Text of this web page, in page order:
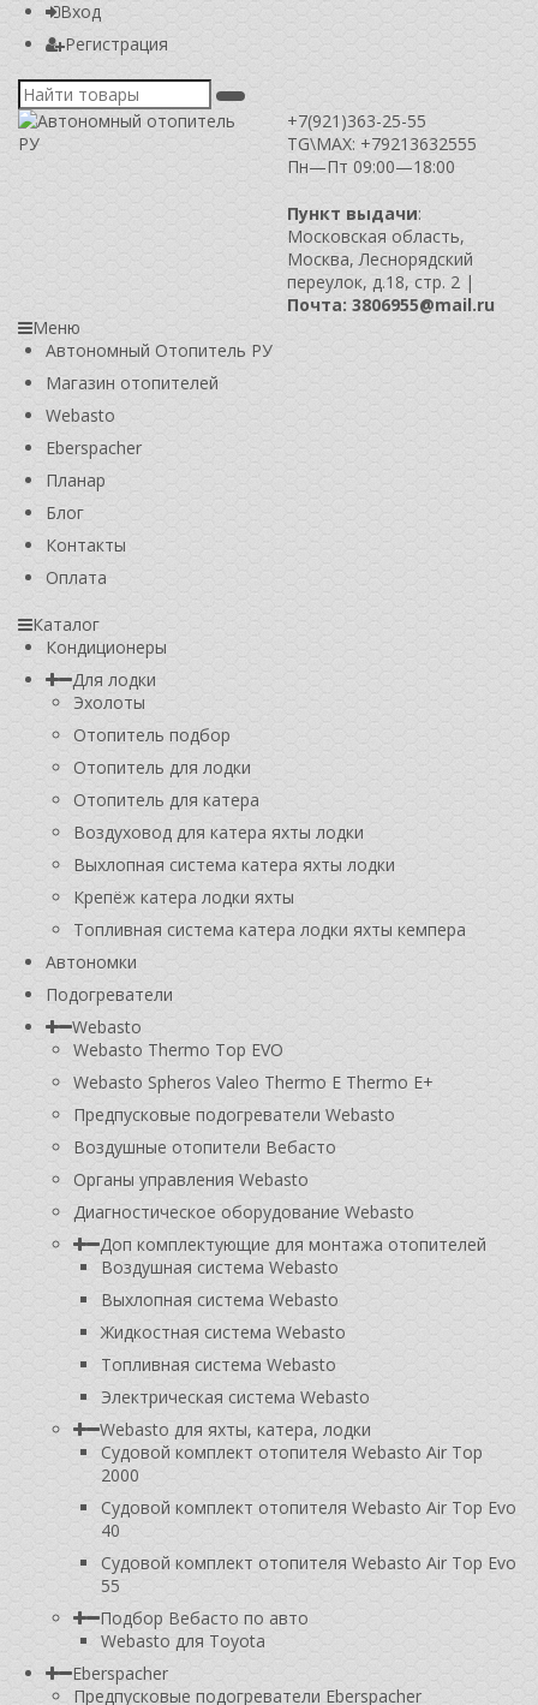
Вход
Регистрация
+7(921)363-25-55
TG\MAX: +79213632555
Пн—Пт 09:00—18:00
Пункт выдачи:
Московская область,
Москва, Леснорядский
переулок, д.18, стр. 2 |
Почта: 3806955@mail.ru
Меню
Автономный Отопитель РУ
Магазин отопителей
Webasto
Eberspacher
Планар
Блог
Контакты
Оплата
Каталог
Кондиционеры
Для лодки
Эхолоты
Отопитель подбор
Отопитель для лодки
Отопитель для катера
Воздуховод для катера яхты лодки
Выхлопная система катера яхты лодки
Крепёж катера лодки яхты
Топливная система катера лодки яхты кемпера
Автономки
Подогреватели
Webasto
Webasto Thermo Top EVO
Webasto Spheros Valeo Thermo E Thermo E+
Предпусковые подогреватели Webasto
Воздушные отопители Вебасто
Органы управления Webasto
Диагностическое оборудование Webasto
Доп комплектующие для монтажа отопителей
Воздушная система Webasto
Выхлопная система Webasto
Жидкостная система Webasto
Топливная система Webasto
Электрическая система Webasto
Webasto для яхты, катера, лодки
Судовой комплект отопителя Webasto Air Top
2000
Судовой комплект отопителя Webasto Air Top Evo
40
Судовой комплект отопителя Webasto Air Top Evo
55
Подбор Вебасто по авто
Webasto для Toyota
Eberspacher
Предпусковые подогреватели Eberspacher